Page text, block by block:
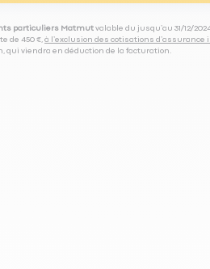
particuliers Matmutvalable du jusqu’au 31/12/
de 450 €, à l’exclusion des cotisations
qui viendra en déduction de la facturation.